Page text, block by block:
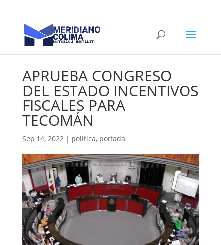
APRUEBA CONGRESO
DEL ESTADO INCENTIVOS
FISCALES PARA
TECOMÁN
Sep 14, 2022| politica, portada